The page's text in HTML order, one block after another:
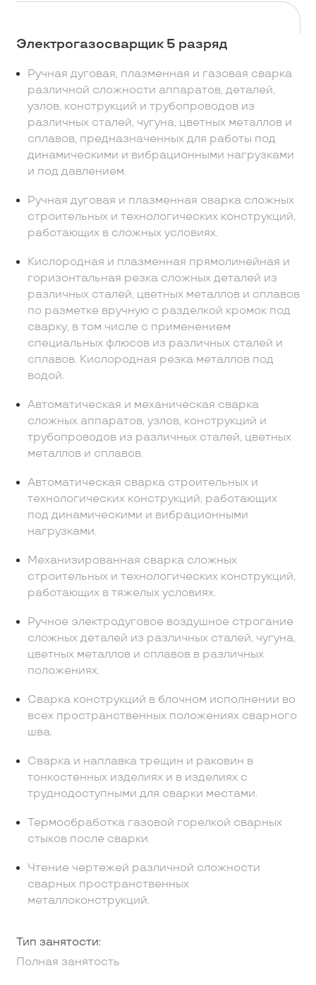
Электрогазосварщик 5 разряд
Ручная дуговая, плазменная и газовая сварка
различной сложности аппаратов, деталей,
узлов, конструкций и трубопроводов из
различных сталей, чугуна, цветных металлов и
сплавов, предназначенных для работы под
динамическими и вибрационными нагрузками
и под давлением.
Ручная дуговая и плазменная сварка сложных
строительных и технологических конструкций,
работающих в сложных условиях.
Кислородная и плазменная прямолинейная и
горизонтальная резка сложных деталей из
различных сталей, цветных металлов и сплавов
по разметке вручную с разделкой кромок под
сварку, в том числе с применением
специальных флюсов из различных сталей и
сплавов. Кислородная резка металлов под
водой.
Автоматическая и механическая сварка
сложных аппаратов, узлов, конструкций и
трубопроводов из различных сталей, цветных
металлов и сплавов.
Автоматическая сварка строительных и
технологических конструкций, работающих
под динамическими и вибрационными
нагрузками.
Механизированная сварка сложных
строительных и технологических конструкций,
работающих в тяжелых условиях.
Ручное электродуговое воздушное строгание
сложных деталей из различных сталей, чугуна,
цветных металлов и сплавов в различных
положениях.
Сварка конструкций в блочном исполнении во
всех пространственных положениях сварного
шва.
Сварка и наплавка трещин и раковин в
тонкостенных изделиях и в изделиях с
труднодоступными для сварки местами.
Термообработка газовой горелкой сварных
стыков после сварки.
Чтение чертежей различной сложности
сварных пространственных
металлоконструкций.
Тип занятости:
Полная занятость